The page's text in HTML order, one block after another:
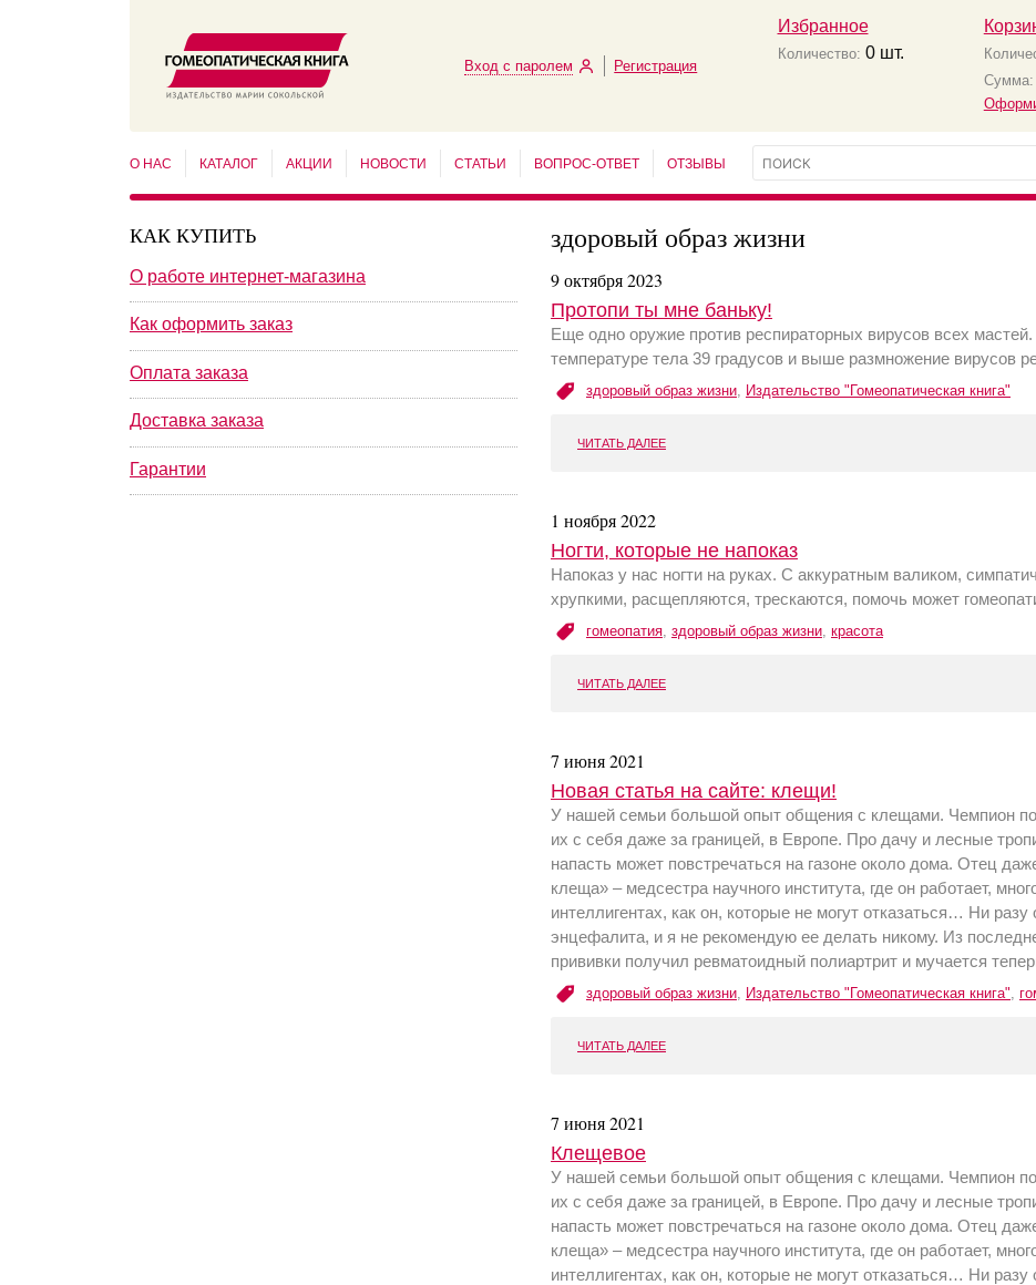
Вход с паролем Регистрация
Избранное
Количество: 0шт.
Сумма:
О НАС КАТАЛОГ АКЦИИ НОВОСТИ СТАТЬИ ВОПРОС-ОТВЕТ ОТЗЫВЫ
КАК КУПИТЬ
О работе интернет-магазина
Как оформить заказ
Оплата заказа
Доставка заказа
Гарантии
здоровый образ жизни
9 октября 2023
Протопи ты мне баньку!
Еще одно оружие против респираторных вирусов всех
температуре тела 39 градусов и выше размножение вирусов
здоровый образ жизни, Издательство "Гомеопатическая книга"
ЧИТАТЬ ДАЛЕЕ
1 ноября 2022
Ногти, которые не напоказ
Напоказ у нас ногти на руках. С аккуратным валиком,
хрупкими, расщепляются, трескаются, помочь может
гомеопатия, здоровый образ жизни, красота
ЧИТАТЬ ДАЛЕЕ
7 июня 2021
Новая статья на сайте: клещи!
У нашей семьи большой опыт общения с клещами. Чемпион
их с себя даже за границей, в Европе. Про дачу и лесные
напасть может повстречаться на газоне около дома. Отец
клеща» – медсестра научного института, где он работает,
интеллигентах, как он, которые не могут отказаться… Ни
энцефалита, и я не рекомендую ее делать никому. Из
прививки получил ревматоидный полиартрит и мучается
здоровый образ жизни, Издательство "Гомеопатическая книга",
ЧИТАТЬ ДАЛЕЕ
7 июня 2021
Клещевое
У нашей семьи большой опыт общения с клещами. Чемпион
их с себя даже за границей, в Европе. Про дачу и лесные
напасть может повстречаться на газоне около дома. Отец
клеща» – медсестра научного института, где он работает,
интеллигентах, как он, которые не могут отказаться… Ни